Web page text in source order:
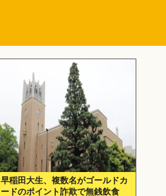
早稲田大生、複数名がゴールドカ
ードのポイント詐欺で無銭飲食